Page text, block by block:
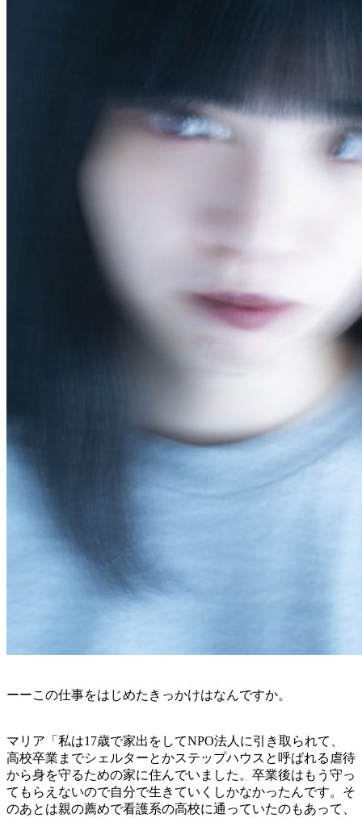
ーーこの仕事をはじめたきっかけはなんですか。
マリア「私は17歳で家出をしてNPO法人に引き取られて、
高校卒業までシェルターとかステップハウスと呼ばれる虐待
から身を守るための家に住んでいました。卒業後はもう守っ
てもらえないので自分で生きていくしかなかったんです。そ
のあとは親の薦めで看護系の高校に通っていたのもあって、